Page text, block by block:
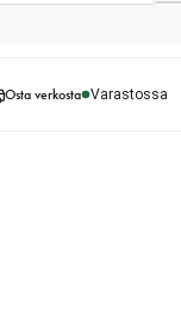
Osta verkosta Varastossa